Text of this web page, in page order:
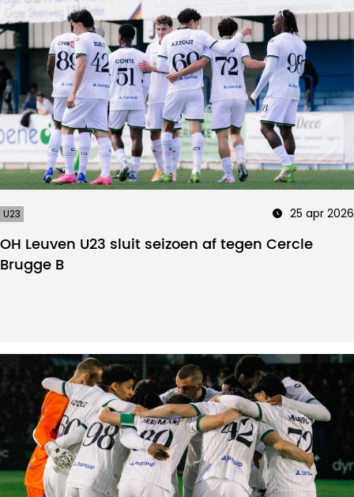
U23 25 apr 2026
OH Leuven U23 sluit seizoen af tegen Cercle
Brugge B